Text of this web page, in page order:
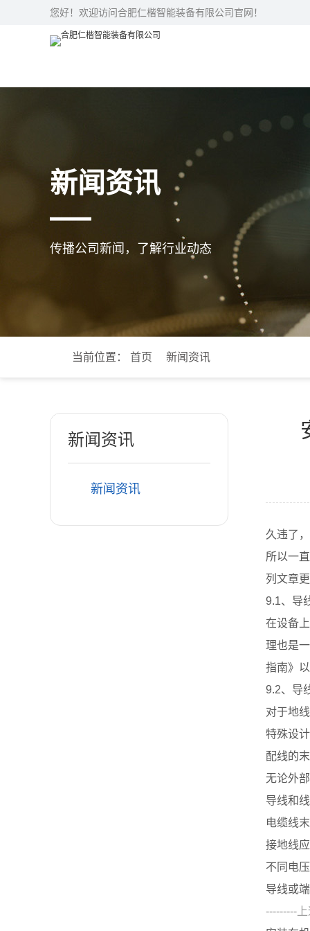
您好！欢迎访问合肥仁楷智能装备有限公司官网！
新闻资讯
传播公司新闻，了解行业动态
当前位置： 首页 新闻资讯
新闻资讯
新闻资讯
久违了
所以一
列文章
9.1、导
在设备
理也是
指南》
9.2、导
对于地
特殊设
配线的
无论外
导线和
电缆线
接地线
不同电
导线或
---------